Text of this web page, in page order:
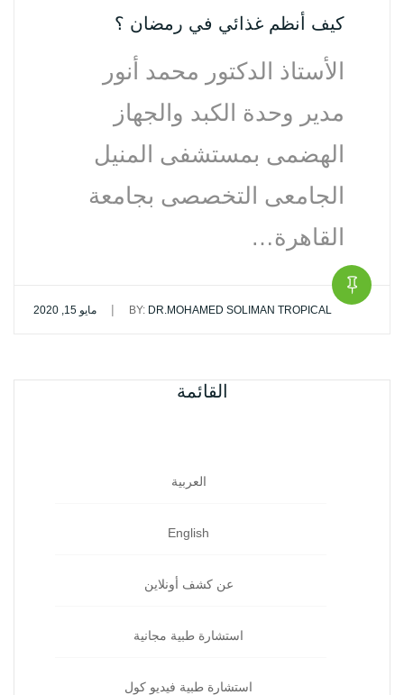
كيف أنظم غذائي في رمضان ؟
الأستاذ الدكتور محمد أنور
مدير وحدة الكبد والجهاز
الهضمى بمستشفى المنيل
الجامعى التخصصى بجامعة
القاهرة…
BY: DR.MOHAMED SOLIMAN TROPICAL
| مايو 15, 2020
القائمة
العربية
English
عن كشف أونلاين
استشارة طبية مجانية
استشارة طبية فيديو كول